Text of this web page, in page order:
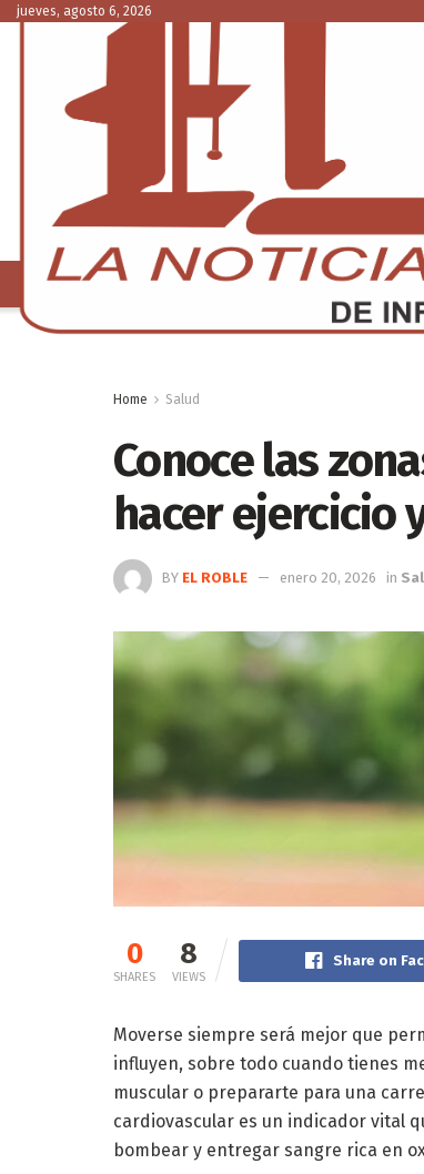
jueves, agosto 6, 2026
Home Salud
Conoce las
hacer ejercicio
BY EL ROBLE enero 20, 2026 in
0
SHARES
8
VIEWS
Share on
Moverse siempre será mejor que
influyen, sobre todo cuando tienes
muscular o prepararte para una
cardiovascular es un indicador vital
bombear y entregar sangre rica en